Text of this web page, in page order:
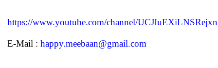
https://www.youtube.com/channel/
E-Mail : happy.meebaan@gmail.com